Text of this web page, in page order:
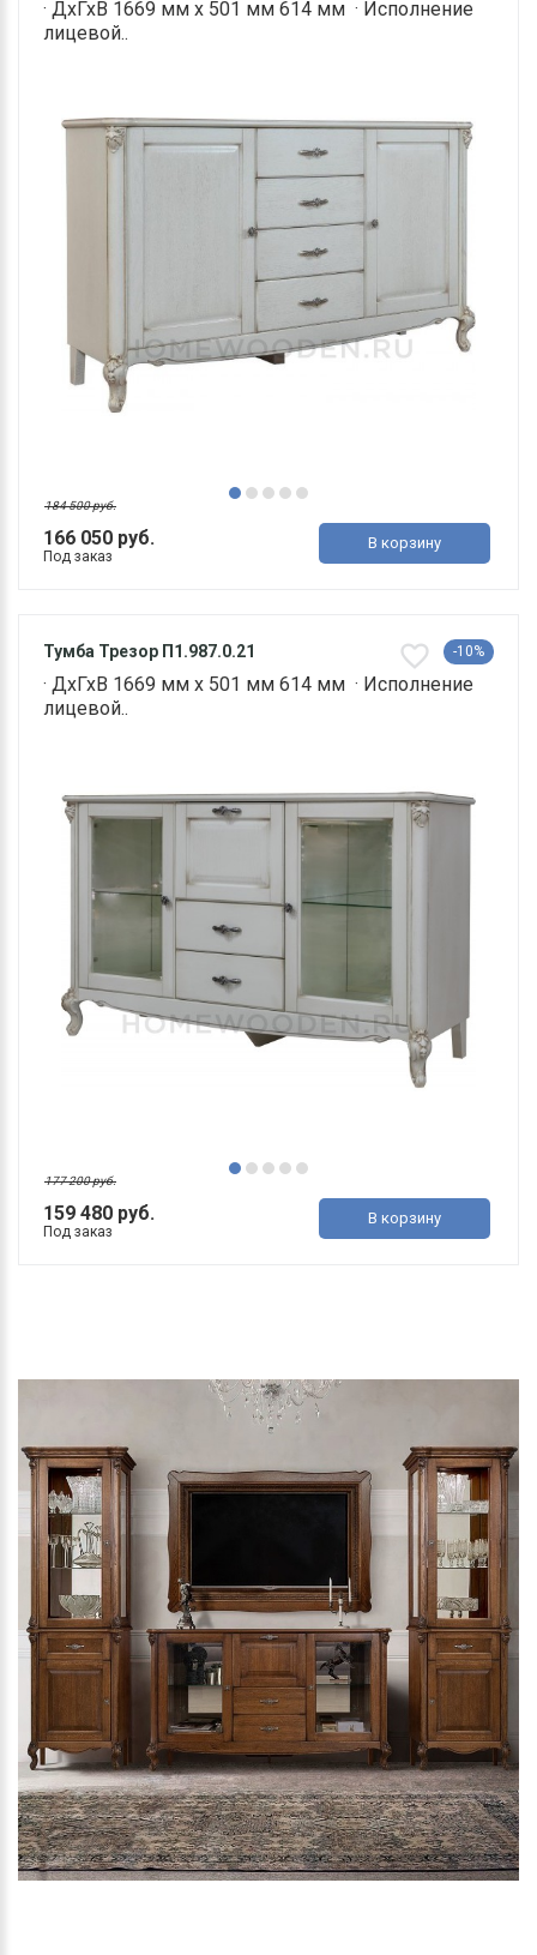
· ДхГхВ 1669 мм х 501 мм 614 мм · Исполнение
лицевой..
166 050 руб.
184 500 руб.
Под заказ
В корзину
Тумба Трезор П1.987.0.21 -10%
· ДхГхВ 1669 мм х 501 мм 614 мм · Исполнение
лицевой..
159 480 руб.
177 200 руб.
Под заказ
В корзину